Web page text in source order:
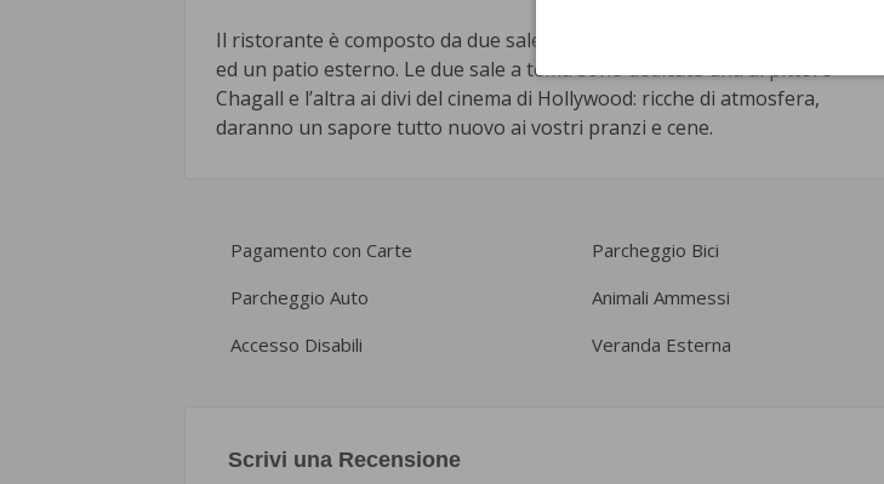
Il ristorante è composto da due sale a tema, dalla cantina, l’originale nevaia
ed un patio esterno. Le due sale a tema sono dedicate una al pittore
Chagall e l’altra ai divi del cinema di Hollywood: ricche di atmosfera,
daranno un sapore tutto nuovo ai vostri pranzi e cene.
Pagamento con Carte
Parcheggio Bici
Parcheggio Auto
Animali Ammessi
Accesso Disabili
Veranda Esterna
Scrivi una Recensione